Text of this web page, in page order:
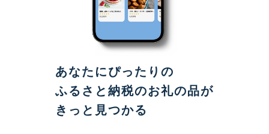
あなたにぴったりの
ふるさと納税のお礼の品が
きっと見つかる